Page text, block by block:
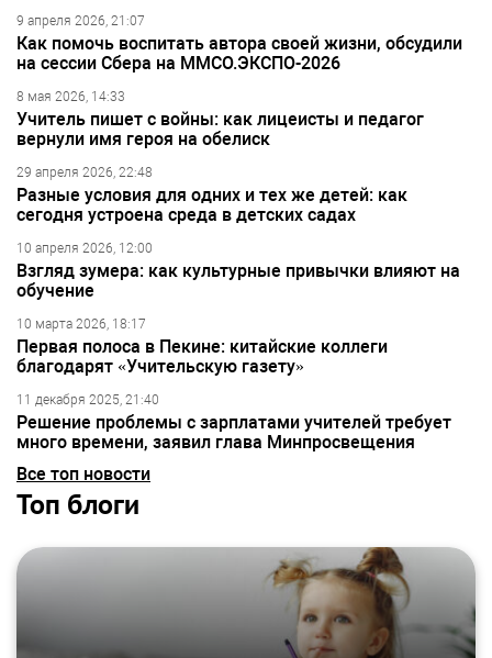
9 апреля 2026, 21:07
Как помочь воспитать автора своей жизни, обсудили
на сессии Сбера на ММСО.ЭКСПО-2026
8 мая 2026, 14:33
Учитель пишет с войны: как лицеисты и педагог
вернули имя героя на обелиск
29 апреля 2026, 22:48
Разные условия для одних и тех же детей: как
сегодня устроена среда в детских садах
10 апреля 2026, 12:00
Взгляд зумера: как культурные привычки влияют на
обучение
10 марта 2026, 18:17
Первая полоса в Пекине: китайские коллеги
благодарят «Учительскую газету»
11 декабря 2025, 21:40
Решение проблемы с зарплатами учителей требует
много времени, заявил глава Минпросвещения
Все топ новости
Топ блоги